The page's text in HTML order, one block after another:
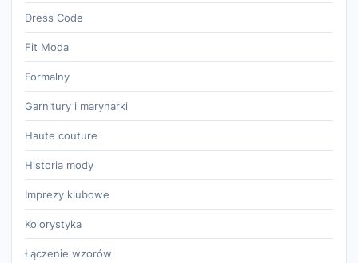
Dress Code
Fit Moda
Formalny
Garnitury i marynarki
Haute couture
Historia mody
Imprezy klubowe
Kolorystyka
Łączenie wzorów